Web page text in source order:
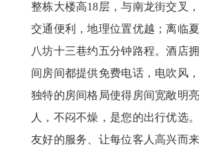
整栋大楼高18层，与南龙街交叉
交通便利，地理位置优越；离临
八坊十三巷约五分钟路程。酒店
间房间都提供免费电话，电吹风
独特的房间格局使得房间宽敞明
人，不闷不燥，是您的出行优选
友好的服务、让每位客人高兴而